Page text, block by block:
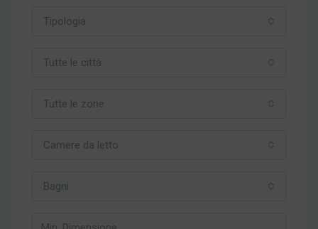
Tipologia
Tutte le città
Tutte le zone
Camere da letto
Bagni